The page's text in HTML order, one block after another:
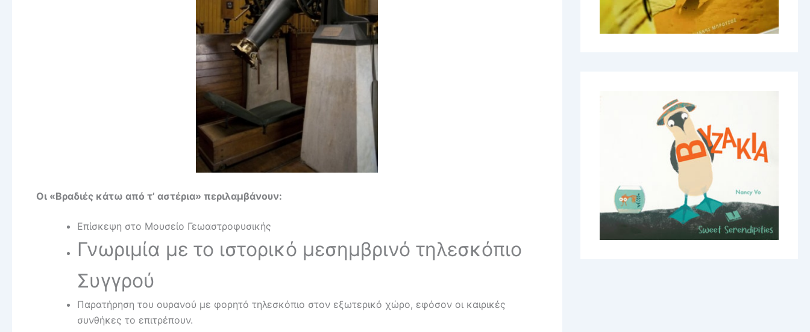
Οι «Βραδιές κάτω από τ’ αστέρια» περιλαμβάνουν:
Επίσκεψη στο Μουσείο Γεωαστροφυσικής
Γνωριμία με το ιστορικό μεσημβρινό τηλεσκόπιο
Συγγρού
Παρατήρηση του ουρανού με φορητό τηλεσκόπιο στον εξωτερικό χώρο, εφόσον οι καιρικές
συνθήκες το επιτρέπουν.